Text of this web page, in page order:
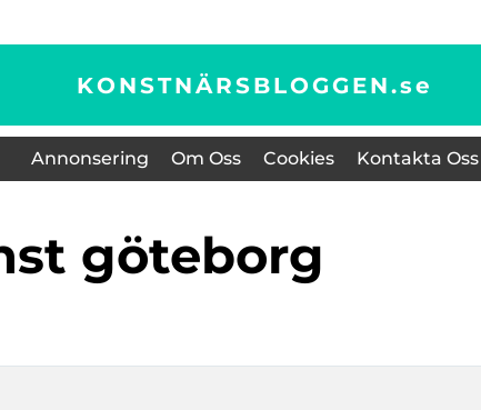
KONSTNÄRSBLOGGEN.se
Annonsering Om Oss Cookies Kontakta Oss
göteborg